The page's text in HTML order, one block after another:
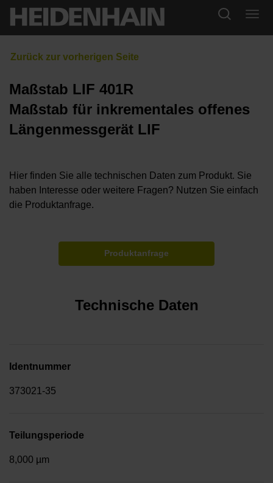
Maßstab LIF 401R
Maßstab für inkrementales offenes
Längenmessgerät LIF
Hier finden Sie alle technischen Daten zum Produkt. Sie
haben Interesse oder weitere Fragen? Nutzen Sie einfach
die Produktanfrage.
Produktanfrage
Technische Daten
Identnummer
373021-35
Teilungsperiode
8,000 µm